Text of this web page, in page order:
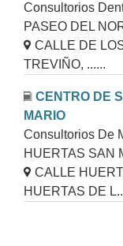
Consultorios
PASEO DEL
CALLE DE
TREVIÑO, ......
CENTRO DE
MARIO
Consultorios De
HUERTAS SAN
CALLE
HUERTAS DE